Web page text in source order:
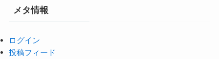
メタ情報
ログイン
投稿フィード